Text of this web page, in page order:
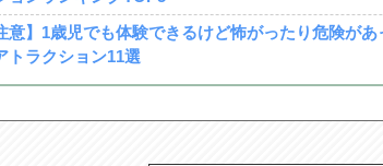
意】1歳児でも体験できるけど怖がったり危険が
トラクション11選